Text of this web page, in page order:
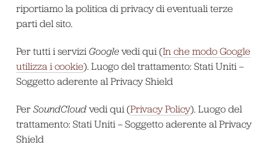
riportiamo la politica di privacy di eventuali terze
parti del sito.
Per tutti i servizi Googlevedi qui (In che modo Google
utilizza i cookie). Luogo del trattamento: Stati Uniti –
Soggetto aderente al Privacy Shield
Per SoundCloudvedi qui (Privacy Policy). Luogo del
trattamento: Stati Uniti – Soggetto aderente al Privacy
Shield